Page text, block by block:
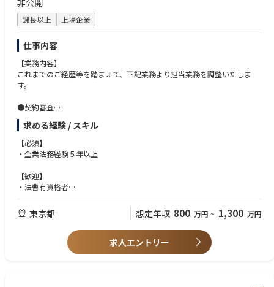
非公開
課長以上 上場企業
仕事内容
【業務内容】
これまでのご経歴等を踏まえて、下記業務より担当業務を調整いたしま
す。
●契約審査
・定期建物賃貸借契約・NDA・各種業務委託契約・ライセンス契約・シス
テム開発関連契約など契約全般
・M&A関連では、外部の法律事務所を起用するため、ゼロベースのドラフ
トは不要
基づく雛形管理
・英文契約は、1~2割程度。
●知財関連業務
・商品関連のネーミングの商標簡易調査から顧問弁理士への出願に係る相
・商品のデザインの法的リスクの検討（不競法上の「形態模倣」の該否）
求める経験 / スキル
【必須】
・企業法務経験５年以上
【歓迎】
・法曹有資格者
・マネジメント経験
※ご入社後、これまでのご経歴等を踏まえて担当業務を調整いたしますの
で、「仕事内容」に記載の業務全てのご経験は求めません。
※●契約審査のご経験と●商事法務のご経験は重視しています。
東京都 想定年収 800 万円 ~ 1,300 万円
求人エントリー